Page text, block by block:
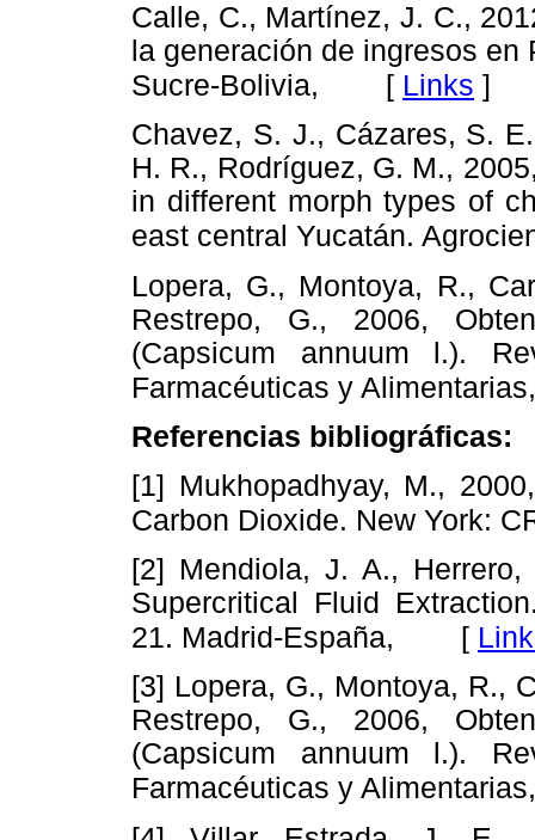
Calle, C., Martínez, J. C.,
la generación de ingresos
Sucre-Bolivia, [ Links ]
Chavez, S. J., Cázares, S.
H. R., Rodríguez, G. M.,
in different morph types of
east central Yucatán.
Lopera, G., Montoya, R.,
Restrepo, G., 2006,
(Capsicum annuum l.).
Farmacéuticas y
Referencias bibliográficas:
[1] Mukhopadhyay, M.,
Carbon Dioxide. New York:
[2] Mendiola, J. A.,
Supercritical Fluid
21. Madrid-España, [
[3] Lopera, G., Montoya, R.,
Restrepo, G., 2006,
(Capsicum annuum l.).
Farmacéuticas y